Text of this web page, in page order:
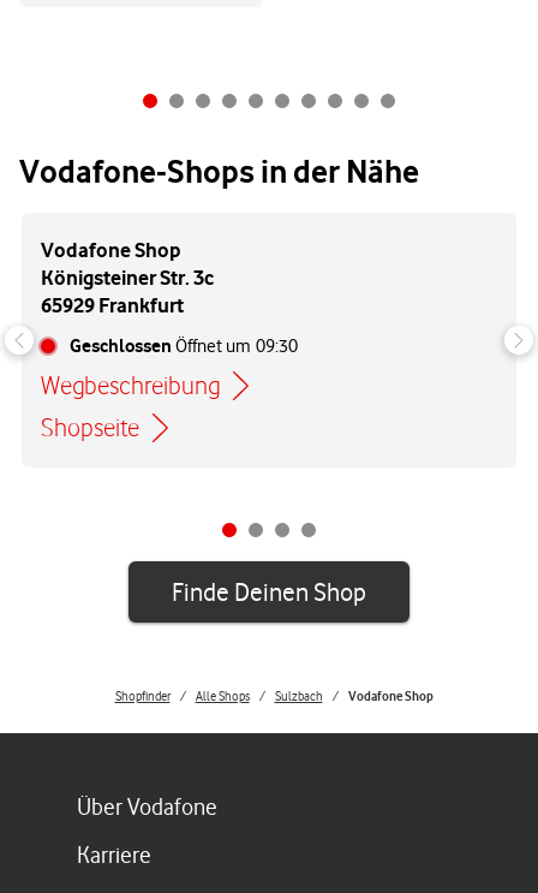
Vodafone-Shops in der Nähe
Vodafone Shop
Königsteiner Str. 3c
65929 Frankfurt
Geschlossen Öffnet um 09:30
Wegbeschreibung
Link öffnet in einem neuen Tab
Shopseite
Finde Deinen Shop
Shopfinder Alle Shops Sulzbach Vodafone Shop
Über Vodafone
Karriere